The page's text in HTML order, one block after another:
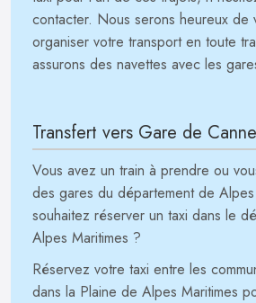
contacter. Nous serons heureux de
organiser votre transport en toute
assurons des navettes avec les
Transfert vers Gare de
Vous avez un train à prendre ou
des gares du département de
souhaitez réserver un taxi dans le
Alpes Maritimes ?
Réservez votre taxi entre les
dans la Plaine de Alpes Maritimes